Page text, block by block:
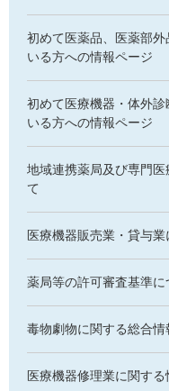
初めて医薬品、医薬部
いる方への情報ページ
初めて医療機器・体外
いる方への情報ページ
地域連携薬局及び専門
て
医療機器販売業・貸与
薬局等の許可審査基準に
毒物劇物に関する総合情
医療機器修理業に関する